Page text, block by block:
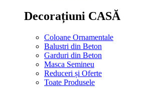
Decorațiuni CASĂ
Coloane Ornamentale
Balustri din Beton
Garduri din Beton
Masca Semineu
Reduceri și Oferte
Toate Produsele